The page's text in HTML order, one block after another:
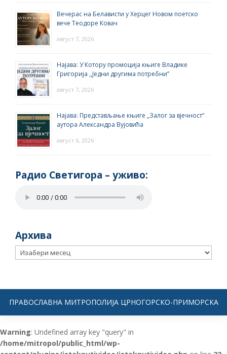
Вечерас на Белависти у Херцег Новом поетско
вече Теодоре Ковач
август 7, 2026
Најава: У Котору промоција књиге Владике
Григорија ,,Једни другима потребни”
август 7, 2026
Најава: Представљање књиге „Залог за вјечност“
аутора Александра Вујовића
август 6, 2026
Радио Светигора – yживо:
Архива
Архива
ПРАВОСЛАВНА МИТРОПОЛИЈА ЦРНОГОРСКО-ПРИМОРСКА
Warning: Undefined array key "query" in
/home/mitropol/public_html/wp-